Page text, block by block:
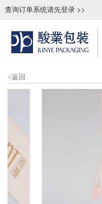
查询订单系统请先登录 >>
<返回